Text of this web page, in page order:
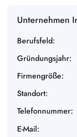
Unternehmen
Berufsfeld:
Gründungsjahr:
Firmengröße:
Standort:
Telefonnummer:
E-Mail: